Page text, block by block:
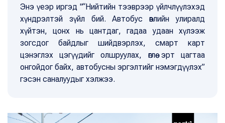
Энэ үеэр иргэд "“Нийтийн тээврээр үйлчлүүлэхэд
хүндрэлтэй зүйл бий. Автобус өвлийн улиралд
хүйтэн, цонх нь цантдаг, гадаа удаан хүлээж
зогсдог байдлыг шийдвэрлэх, смарт карт
цэнэглэх цэгүүдийг олшруулах, өглөө эрт цагтаа
онгойдог байх, автобусны эргэлтийг нэмэгдүүлэх”
гэсэн саналуудыг хэлжээ.